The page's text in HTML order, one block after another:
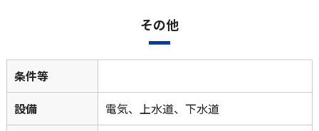
その他
条件等
設備
電気、上水道、下水道